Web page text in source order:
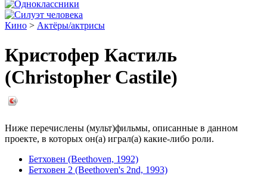
Кино > Актёры/актрисы
Кристофер Кастиль
(Christopher Castile)
Ниже перечислены (мульт)фильмы, описанные в данном
проекте, в которых он(а) играл(а) какие-либо роли.
Бетховен (Beethoven, 1992)
Бетховен 2 (Beethoven's 2nd, 1993)